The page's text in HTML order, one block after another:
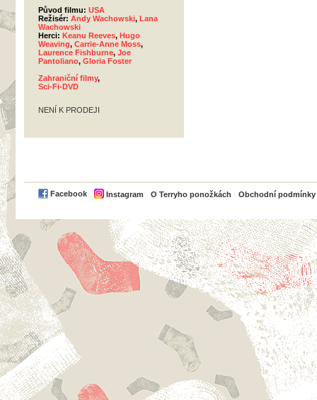
Původ filmu: USA
Režisér: Andy Wachowski, Lana
Wachowski
Herci: Keanu Reeves, Hugo
Weaving, Carrie-Anne Moss,
Laurence Fishburne, Joe
Pantoliano, Gloria Foster
Zahraniční filmy,
Sci-Fi-DVD
NENÍ K PRODEJI
Facebook Instagram O Terryho ponožkách Obchodní podmínky
PayPal